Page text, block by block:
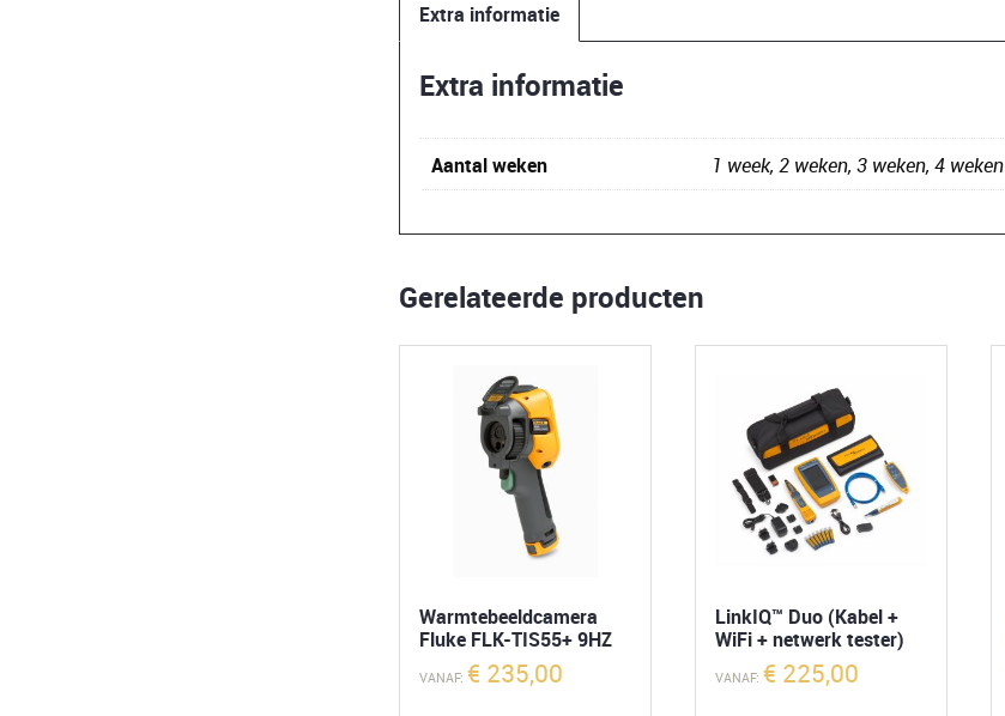
Extra informatie
Extra informatie
Aantal weken 1 week, 2 weken, 3 weken, 4 weken
Gerelateerde producten
Warmtebeeldcamera
Fluke FLK-TIS55+ 9HZ
VANAF:€ 235,00
LinkIQ™ Duo (Kabel +
WiFi + netwerk tester)
VANAF:€ 225,00